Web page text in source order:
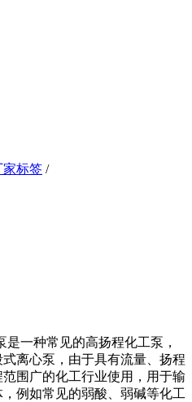
家标签 /
一种常见的高扬程化工泵，
离心泵，由于具有流量、扬程
围广的化工行业使用，用于输
例如常见的弱酸、弱碱等化工